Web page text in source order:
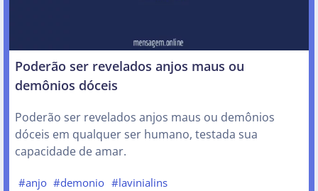
Poderão ser revelados anjos maus ou
demônios dóceis
Poderão ser revelados anjos maus ou demônios
dóceis em qualquer ser humano, testada sua
capacidade de amar.
#anjo #demonio #lavinialins